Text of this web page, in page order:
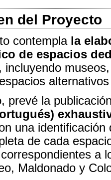
del Proyecto
contemplala
de espacios
, incluyendo
prevé la
una
de cada
a
Maldonado y